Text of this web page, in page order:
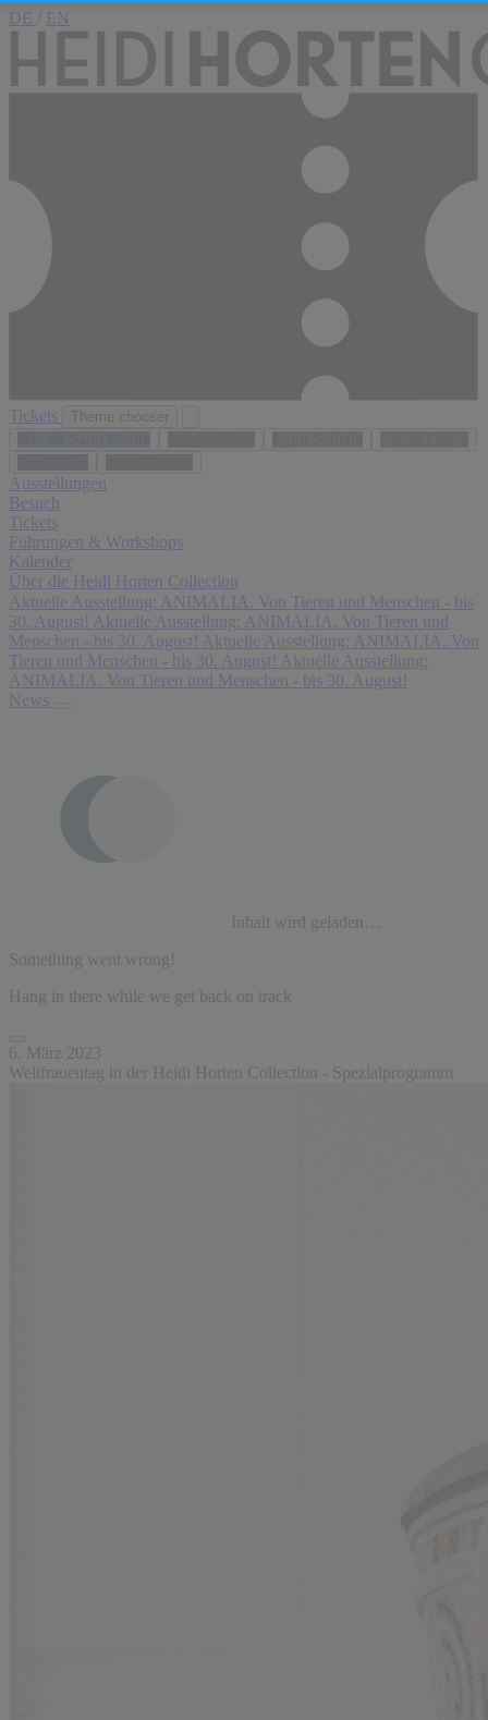
DE EN
Tickets
Theme chooser
Ausstellungen
Besuch
Tickets
Führungen & Workshops
Kalender
Über die Heidi Horten Collection
Aktuelle Ausstellung: ANIMALIA. Von Tieren und Menschen - bis
30. August! Aktuelle Ausstellung: ANIMALIA. Von Tieren und
Menschen - bis 30. August! Aktuelle Ausstellung: ANIMALIA. Von
Tieren und Menschen - bis 30. August! Aktuelle Ausstellung:
ANIMALIA. Von Tieren und Menschen - bis 30. August!
News
Inhalt wird geladen…
Something went wrong!
Hang in there while we get back on track
6. März 2023
Weltfrauentag in der Heidi Horten Collection - Spezialprogramm